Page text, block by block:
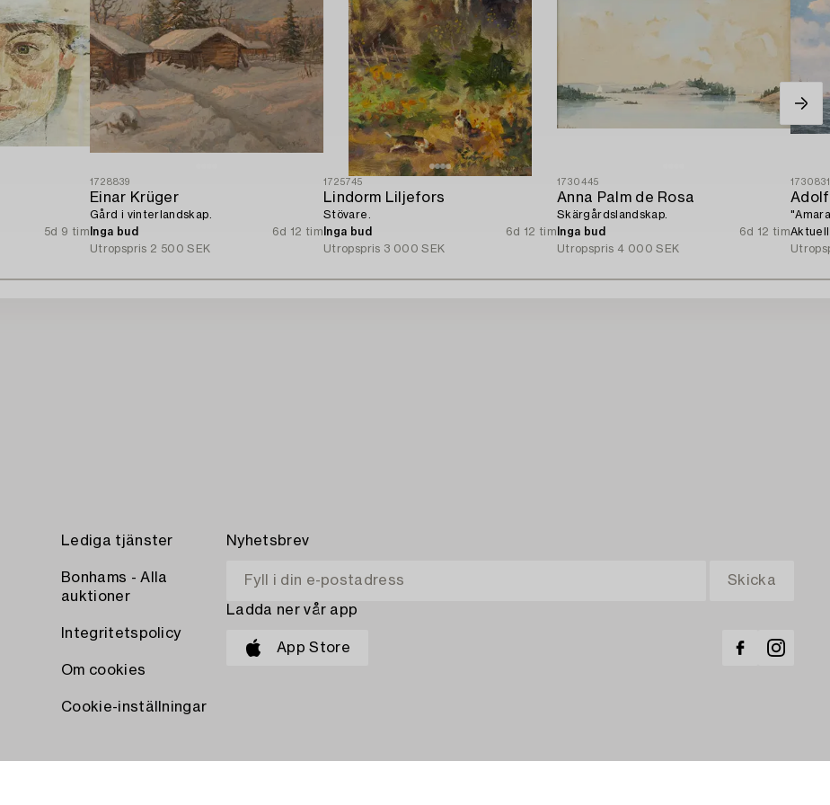
5d 9 tim
1728839
Einar Krüger
Gård i vinterlandskap.
Inga bud
6d 12 tim
Utropspris 2 500 SEK
1725745
Lindorm Liljefors
Stövare.
Inga bud
6d 12 tim
Utropspris 3 000 SEK
1730445
Anna Palm de Rosa
Skärgårdslandskap.
Inga bud
6d 12 tim
Utropspris 4 000 SEK
Lediga tjänster
Bonhams - Alla
auktioner
Integritetspolicy
Om cookies
Cookie-inställningar
Nyhetsbrev
Ladda ner vår app
App Store